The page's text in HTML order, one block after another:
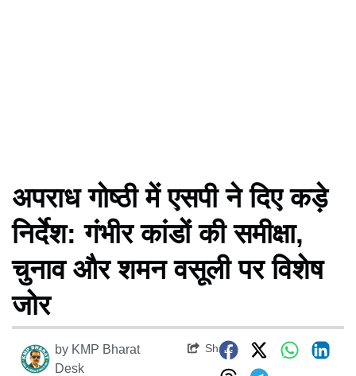
अपराध गोष्ठी में एसपी ने दिए कड़े
निर्देश: गंभीर कांडों की समीक्षा,
चुनाव और शमन वसूली पर विशेष
जोर
by KMP Bharat
Desk
Share